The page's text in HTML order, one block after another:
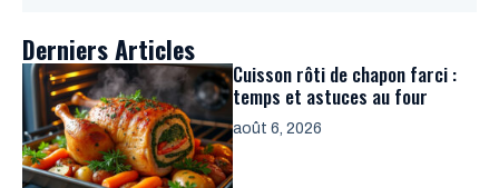
Derniers Articles
Cuisson rôti de chapon farci :
temps et astuces au four
août 6, 2026